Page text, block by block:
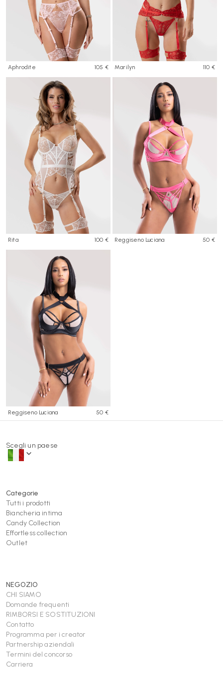
Aphrodite 105 € Marilyn 110 €
Rita 100 € Reggiseno Luciana 50 €
Reggiseno Luciana 50 €
Scegli un paese
Categorie
Tutti i prodotti
Biancheria intima
Candy Collection
Effortless collection
Outlet
NEGOZIO
CHI SIAMO
Domande frequenti
RIMBORSI E SOSTITUZIONI
Contatto
Programma per i creator
Partnership aziendali
Termini del concorso
Carriera